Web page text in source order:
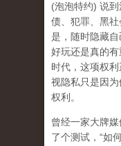
(泡泡特约) 说到
债、犯罪、黑
是，随时隐藏
好玩还是真的
时代，这项权
视隐私只是因
权利。
曾经一家大牌
了个测试，“如